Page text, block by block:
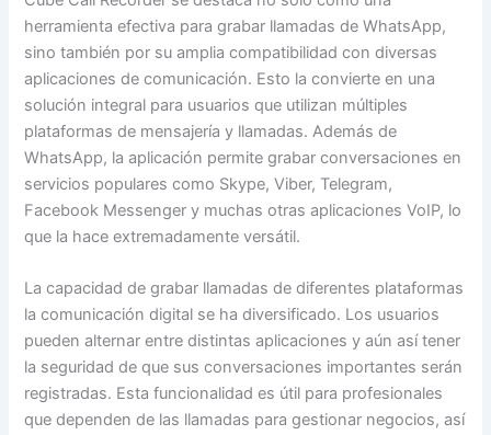
herramienta efectiva para grabar llamadas de WhatsApp,
sino también por su amplia compatibilidad con diversas
aplicaciones de comunicación. Esto la convierte en una
solución integral para usuarios que utilizan múltiples
plataformas de mensajería y llamadas. Además de
WhatsApp, la aplicación permite grabar conversaciones en
servicios populares como Skype, Viber, Telegram,
Facebook Messenger y muchas otras aplicaciones VoIP, lo
que la hace extremadamente versátil.
La capacidad de grabar llamadas de diferentes plataformas
la comunicación digital se ha diversificado. Los usuarios
pueden alternar entre distintas aplicaciones y aún así tener
la seguridad de que sus conversaciones importantes serán
registradas. Esta funcionalidad es útil para profesionales
que dependen de las llamadas para gestionar negocios, así